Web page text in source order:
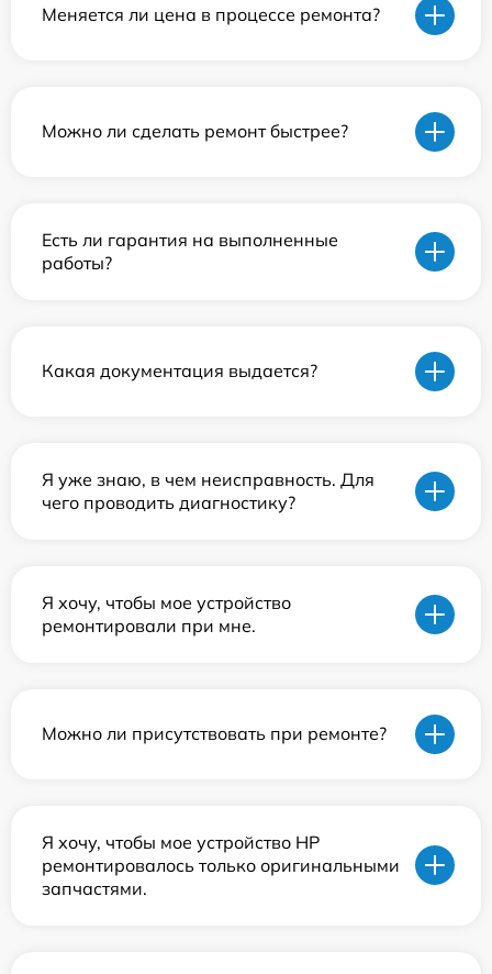
Меняется ли цена в процессе ремонта?
Можно ли сделать ремонт быстрее?
Есть ли гарантия на выполненные
работы?
Какая документация выдается?
Я уже знаю, в чем неисправность. Для
чего проводить диагностику?
Я хочу, чтобы мое устройство
ремонтировали при мне.
Можно ли присутствовать при ремонте?
Я хочу, чтобы мое устройство HP
ремонтировалось только оригинальными
запчастями.